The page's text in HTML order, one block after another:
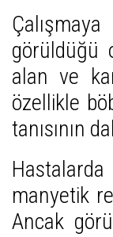
görüldüğü
alan ve
özellikle
tanısının
manyetik
Ancak